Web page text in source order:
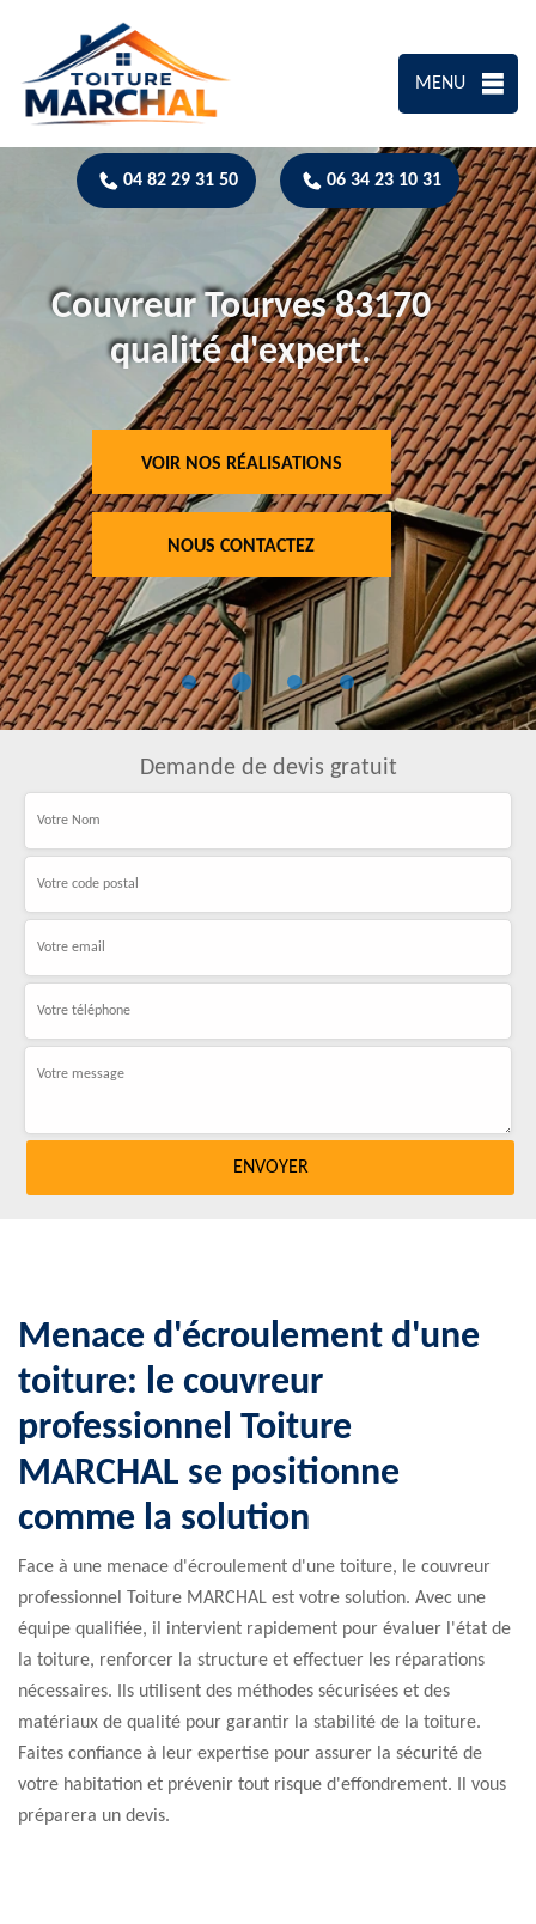
MENU
04 82 29 31 50 06 34 23 10 31
Couvreur Tourves 83170
qualité d'expert.
VOIR NOS RÉALISATIONS
NOUS CONTACTEZ
Demande de devis gratuit
Menace d'écroulement d'une
toiture: le couvreur
professionnel Toiture
MARCHAL se positionne
comme la solution
Face à une menace d'écroulement d'une toiture, le couvreur
professionnel Toiture MARCHAL est votre solution. Avec une
équipe qualifiée, il intervient rapidement pour évaluer l'état de
la toiture, renforcer la structure et effectuer les réparations
nécessaires. Ils utilisent des méthodes sécurisées et des
matériaux de qualité pour garantir la stabilité de la toiture.
Faites confiance à leur expertise pour assurer la sécurité de
votre habitation et prévenir tout risque d'effondrement. Il vous
préparera un devis.